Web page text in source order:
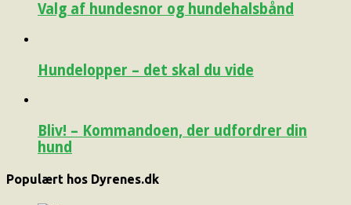
Valg af hundesnor og hundehalsbånd
Hundelopper – det skal du vide
Bliv! – Kommandoen, der udfordrer din
hund
Populært hos Dyrenes.dk